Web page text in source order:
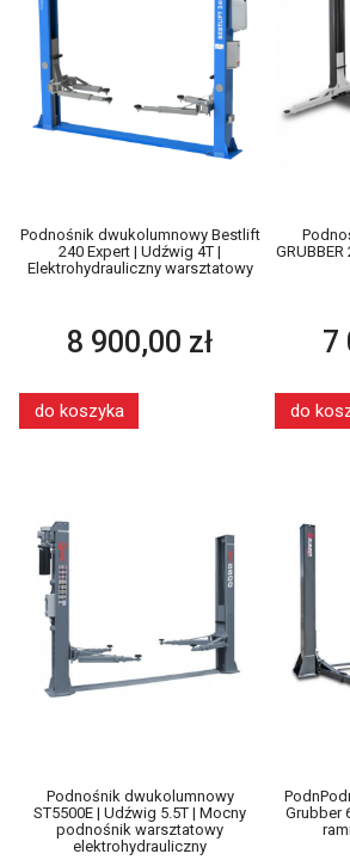
Podnośnik dwukolumnowy Bestlift
240 Expert | Udźwig 4T |
Elektrohydrauliczny warsztatowy
8 900,00 zł
do koszyka
7
do
Podnośnik dwukolumnowy
ST5500E | Udźwig 5.5T | Mocny
podnośnik warsztatowy
elektrohydrauliczny
Grubber